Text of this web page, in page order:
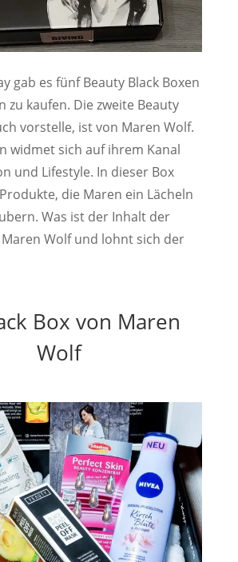
gab es fünf Beauty Black Boxen
zu kaufen. Die zweite Beauty
vorstelle, ist von Maren Wolf.
widmet sich auf ihrem Kanal
und Lifestyle. In dieser Box
die Maren ein Lächeln
Was ist der Inhalt der
Maren Wolf und lohnt sich der
Box von Maren
Wolf